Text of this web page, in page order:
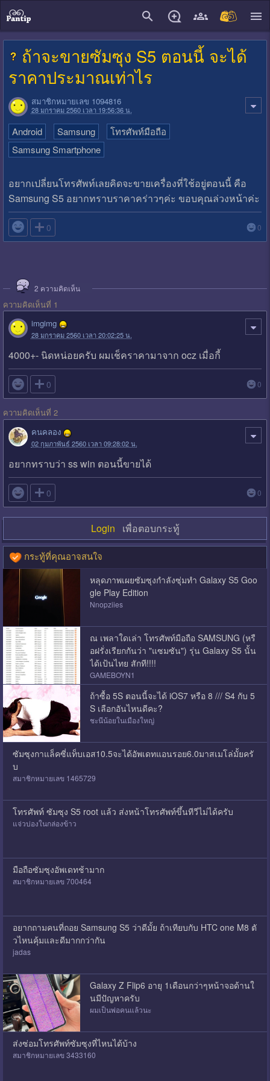
ถ้าจะขายซัมซุง S5 ตอนนี้ จะได้
ราคาประมาณเท่าไร
สมาชิกหมายเลข 1094816
28 มกราคม 2560 เวลา 19:56:36 น.
Android Samsung
โทรศัพท์มือถือ
Samsung Smartphone
อยากเปลี่ยนโทรศัพท์เลยคิดจะขายเครื่องที่ใช้อยู่ตอนนี้ คือ
Samsung S5 อยากทราบราคาคร่าวๆค่ะ ขอบคุณล่วงหน้าค่ะ
 0 0
2 ความคิดเห็น
ความคิดเห็นที่ 1
imgimg
28 มกราคม 2560 เวลา 20:02:25 น.
4000+- นิดหน่อยครับ ผมเช็คราคามาจาก ocz เมื่อกี้
 0 0
ความคิดเห็นที่ 2
คนคลอง
02 กุมภาพันธ์ 2560 เวลา 09:28:02 น.
อยากทราบว่า ss win ตอนนี้ขายได้
 0 0
Login เพื่อตอบกระทู้
กระทู้ที่คุณอาจสนใจ
หลุดภาพเผยซัมซุงกำลังซุ่มทำ Galaxy S5 Goo
gle Play Edition
Nnopziies
ณ เพลาใดเล่า โทรศัพท์มือถือ SAMSUNG (หรื
อฝรั่งเรียกกันว่า "แซมซัน") รุ่น Galaxy S5 นั้น
ได้เป้นไทย สักที!!!!
GAMEBOYN1
ถ้าซื้อ 5S ตอนนี้จะได้ iOS7 หรือ 8 /// S4 กับ 5
S เลือกอันไหนดีคะ?
ชะนีน้อยในเมืองใหญ่
ซัมซุงกาแล็คซี่แท็บเอส10.5จะได้อัพเดทแอนรอย6.0มาสเมโล่มั้ยครั
บ
สมาชิกหมายเลข 1465729
โทรศัพท์ ซัมซุง S5 root แล้ว ส่งหน้าโทรศัพท์ขึ้นทีวีไม่ได้ครับ
แจ่วบ่องในกล่องข้าว
มือถือซัมซุงอัพเดทช้ามาก
สมาชิกหมายเลข 700464
อยากถามคนที่ถอย Samsung S5 ว่าดีมั้ย ถ้าเทียบกับ HTC one M8 ตั
วไหนคุ้มและดีมากกว่ากัน
jadas
Galaxy Z Flip6 อายุ 1เดือนกว่าๆหน้าจอด้านใ
นมีปัญหาครับ
ผมเป็นพ่อคนแล้วนะ
ส่งซ่อมโทรศัพท์ซัมซุงที่ไหนได้บ้าง
สมาชิกหมายเลข 3433160
close